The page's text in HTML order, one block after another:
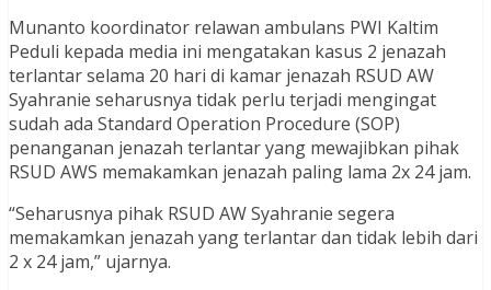
Munanto koordinator relawan ambulans PWI Kaltim
Peduli kepada media ini mengatakan kasus 2 jenazah
terlantar selama 20 hari di kamar jenazah RSUD AW
Syahranie seharusnya tidak perlu terjadi mengingat
sudah ada Standard Operation Procedure (SOP)
penanganan jenazah terlantar yang mewajibkan pihak
RSUD AWS memakamkan jenazah paling lama 2x 24 jam.
“Seharusnya pihak RSUD AW Syahranie segera
memakamkan jenazah yang terlantar dan tidak lebih dari
2 x 24 jam,” ujarnya.